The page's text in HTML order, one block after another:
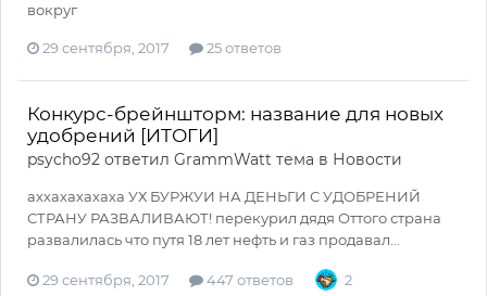
вокруг
29 сентября, 2017 25 ответов
Конкурс-брейншторм: название для новых
удобрений [ИТОГИ]
psycho92 ответил GrammWatt тема в Новости
аххахахахаха УХ БУРЖУИ НА ДЕНЬГИ С УДОБРЕНИЙ
СТРАНУ РАЗВАЛИВАЮТ! перекурил дядя Оттого страна
развалилась что путя 18 лет нефть и газ продавал...
29 сентября, 2017 447 ответов 2